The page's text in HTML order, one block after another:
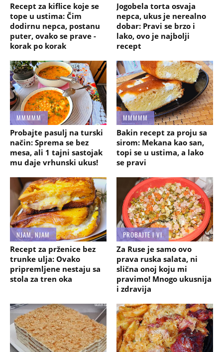
Recept za kiflice koje se
tope u ustima: Čim
dodirnu nepca, postanu
puter, ovako se prave -
korak po korak
Jogobela torta osvaja
nepca, ukus je nerealno
dobar: Pravi se brzo i
lako, ovo je najbolji
recept
MMMMM
Probajte pasulj na turski
način: Sprema se bez
mesa, ali 1 tajni sastojak
mu daje vrhunski ukus!
MMMMM
Bakin recept za proju sa
sirom: Mekana kao san,
topi se u ustima, a lako
se pravi
NJAM, NJAM
Recept za prženice bez
trunke ulja: Ovako
pripremljene nestaju sa
stola za tren oka
PROBAJTE I VI
Za Ruse je samo ovo
prava ruska salata, ni
slična onoj koju mi
pravimo! Mnogo ukusnija
i zdravija